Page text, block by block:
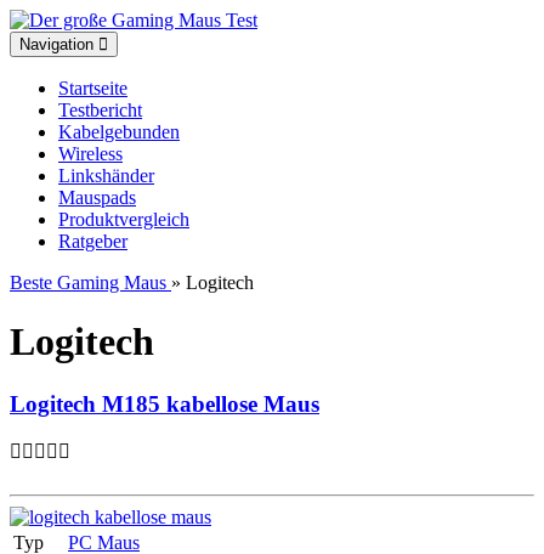
Toggle
navigation
Navigation
Startseite
Testbericht
Kabelgebunden
Wireless
Linkshänder
Mauspads
Produktvergleich
Ratgeber
Beste Gaming Maus » Logitech
Logitech
Logitech M185 kabellose Maus
Typ
PC Maus